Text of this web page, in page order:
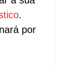
.
por